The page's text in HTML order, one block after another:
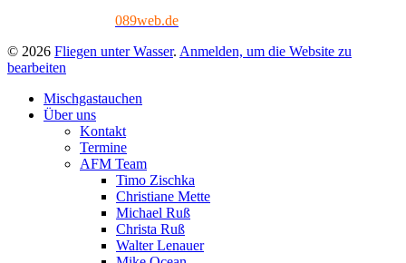
089web.de
© 2026 Fliegen unter Wasser. Anmelden, um die Website zu
bearbeiten
Mischgastauchen
Über uns
Kontakt
Termine
AFM Team
Timo Zischka
Christiane Mette
Michael Ruß
Christa Ruß
Walter Lenauer